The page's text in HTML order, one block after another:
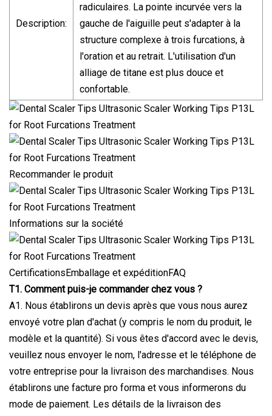
Description:
radiculaires. La pointe incurvée vers la
gauche de l'aiguille peut s'adapter à la
structure complexe à trois furcations, à
l'oration et au retrait. L'utilisation d'un
alliage de titane est plus douce et
confortable.
Recommander le produit
Informations sur la société
CertificationsEmballage et expéditionFAQ
T1. Comment puis-je commander chez vous ?
A1. Nous établirons un devis après que vous nous aurez
envoyé votre plan d'achat (y compris le nom du produit, le
modèle et la quantité). Si vous êtes d'accord avec le devis,
veuillez nous envoyer le nom, l'adresse et le téléphone de
votre entreprise pour la livraison des marchandises. Nous
établirons une facture pro forma et vous informerons du
mode de paiement. Les détails de la livraison des